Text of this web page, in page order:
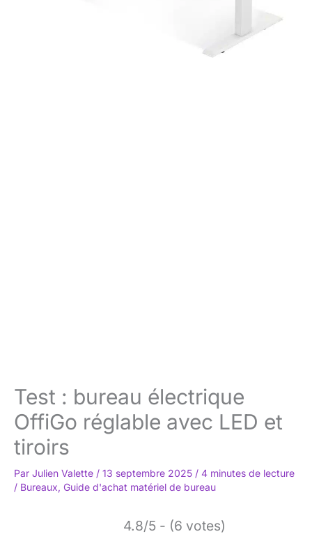
Test : bureau électrique
OffiGo réglable avec LED et
tiroirs
Par Julien Valette / 13 septembre 2025 / 4 minutes de lecture
/ Bureaux, Guide d'achat matériel de bureau
4.8/5 - (6 votes)